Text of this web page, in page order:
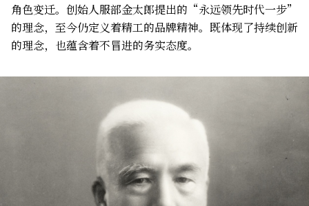
角色变迁。创始人服部金太郎提出的“永远领先时代一步”
的理念，至今仍定义着精工的品牌精神。既体现了持续创新
的理念，也蕴含着不冒进的务实态度。